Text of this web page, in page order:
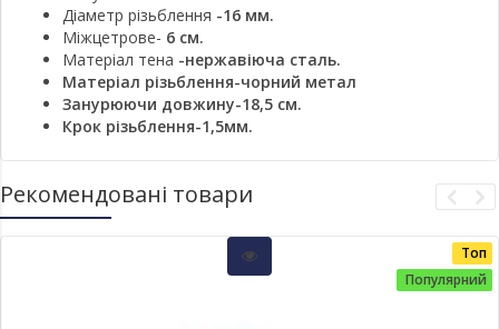
Діаметр різьблення -16 мм.
Міжцетрове- 6 см.
Матеріал тена -нержавіюча сталь.
Матеріал різьблення-чорний метал
Занурюючи довжину-18,5 см.
Крок різьблення-1,5мм.
Рекомендовані товари
Топ
Популярний